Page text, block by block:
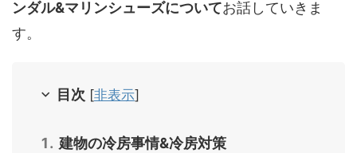
ンダル&マリンシューズについてお話していきま
す。
目次 [非表示]
建物の冷房事情&冷房対策